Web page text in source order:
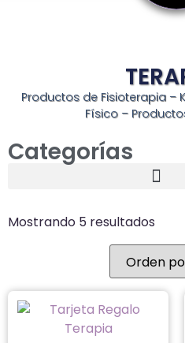
Productos de Fisioterapia –
Físico –
Categorías
Mostrando 5 resultados